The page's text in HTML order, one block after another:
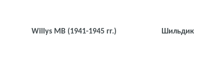
Willys MB (1941-1945 гг.) Шильдик